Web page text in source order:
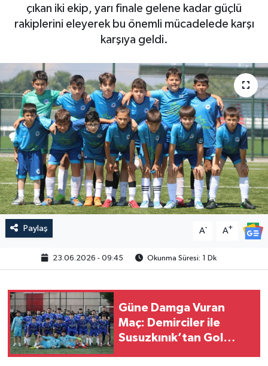
çıkan iki ekip, yarı finale gelene kadar güçlü
rakiplerini eleyerek bu önemli mücadelede karşı
karşıya geldi.
Paylaş A- A+
23.06.2026 - 09:45 Okunma Süresi: 1 Dk
Güne Damga Vuran
Maç: Demirciler ile
Susuzkınık’tan Gol